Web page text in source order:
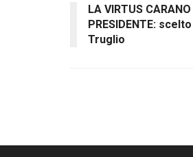
LA VIRTUS
PRESIDENTE:
Truglio